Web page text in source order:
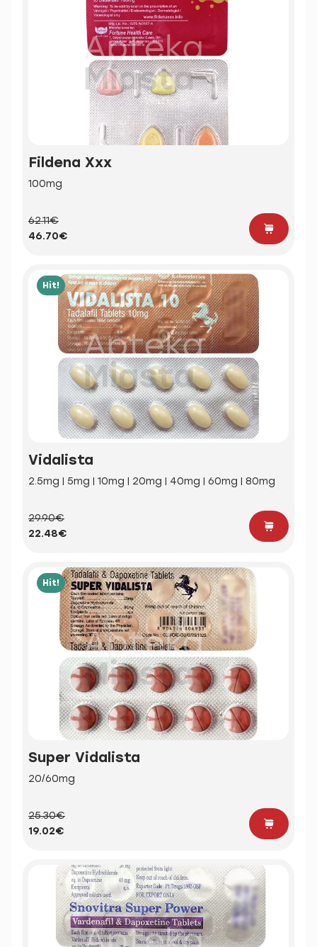
Fildena Xxx
100mg
62.11€
46.70€
Hit!
Vidalista
2.5mg | 5mg | 10mg | 20mg | 40mg | 60mg | 80mg
29.90€
22.48€
Hit!
Super Vidalista
20/60mg
25.30€
19.02€